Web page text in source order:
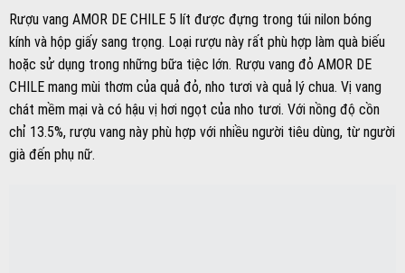
Rượu vang AMOR DE CHILE 5 lít được đựng trong túi nilon bóng
kính và hộp giấy sang trọng. Loại rượu này rất phù hợp làm quà biếu
hoặc sử dụng trong những bữa tiệc lớn. Rượu vang đỏ AMOR DE
CHILE mang mùi thơm của quả đỏ, nho tươi và quả lý chua. Vị vang
chát mềm mại và có hậu vị hơi ngọt của nho tươi. Với nồng độ cồn
chỉ 13.5%, rượu vang này phù hợp với nhiều người tiêu dùng, từ người
già đến phụ nữ.